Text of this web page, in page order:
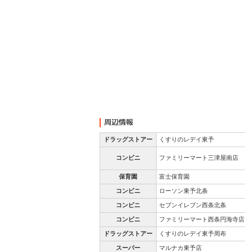
ドラッグストアー くすりのレデイ東予
コンビニ ファミリーマート三津屋南店
保育園 富士保育園
コンビニ
ローソン東予北条
コンビニ
セブンイレブン西条北条
コンビニ
ファミリーマート西条円海寺店
ドラッグストアー
くすりのレデイ東予周布
スーパー
マルナカ東予店